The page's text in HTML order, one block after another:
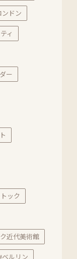
ンドン
ィ
ー
ック
近代美術館
ベルリン